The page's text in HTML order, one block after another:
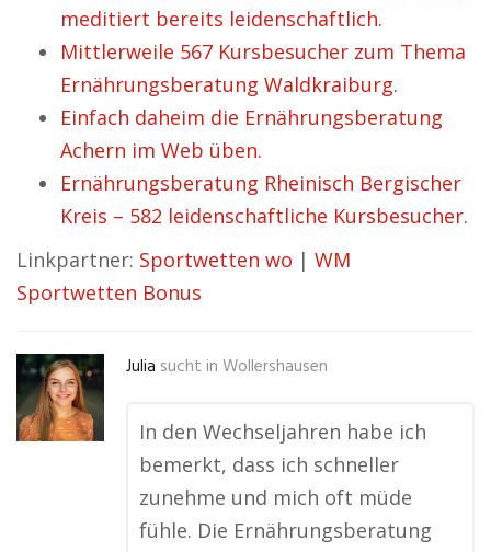
meditiert bereits leidenschaftlich.
Mittlerweile 567 Kursbesucher zum Thema
Ernährungsberatung Waldkraiburg.
Einfach daheim die Ernährungsberatung
Achern im Web üben.
Ernährungsberatung Rheinisch Bergischer
Kreis – 582 leidenschaftliche Kursbesucher.
Linkpartner: Sportwetten wo | WM
Sportwetten Bonus
Julia sucht in Wollershausen
In den Wechseljahren habe ich
bemerkt, dass ich schneller
zunehme und mich oft müde
fühle. Die Ernährungsberatung